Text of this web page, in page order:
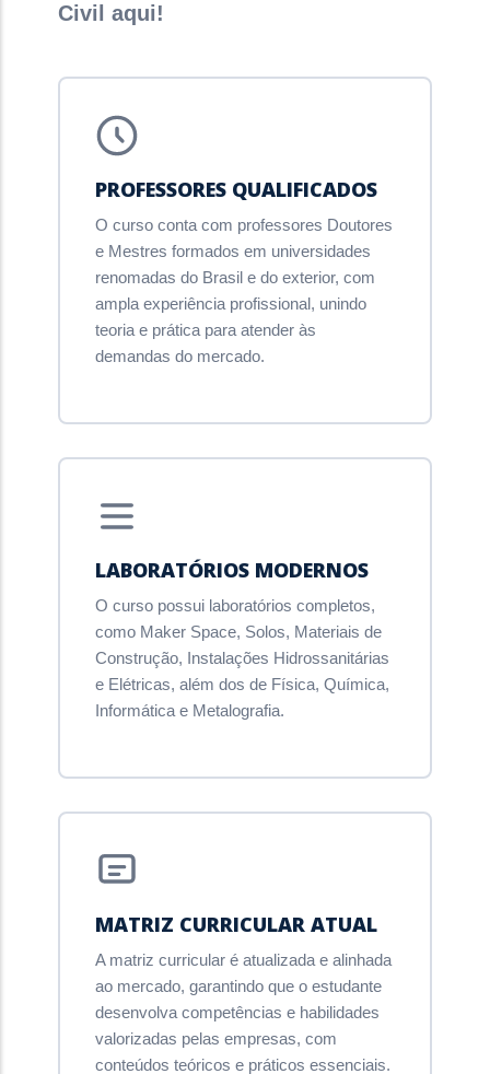
Civil aqui!
PROFESSORES QUALIFICADOS
O curso conta com professores Doutores
e Mestres formados em universidades
renomadas do Brasil e do exterior, com
ampla experiência profissional, unindo
teoria e prática para atender às
demandas do mercado.
LABORATÓRIOS MODERNOS
O curso possui laboratórios completos,
como Maker Space, Solos, Materiais de
Construção, Instalações Hidrossanitárias
e Elétricas, além dos de Física, Química,
Informática e Metalografia.
MATRIZ CURRICULAR ATUAL
A matriz curricular é atualizada e alinhada
ao mercado, garantindo que o estudante
desenvolva competências e habilidades
valorizadas pelas empresas, com
conteúdos teóricos e práticos essenciais.